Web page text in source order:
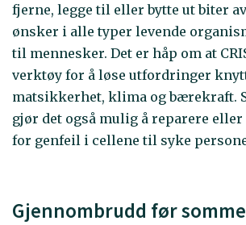
fjerne, legge til eller bytte ut biter
ønsker i alle typer levende
til mennesker. Det er håp om at
verktøy for å løse utfordringer
matsikkerhet, klima og bærekraft.
gjør det også mulig å reparere
for genfeil i cellene til syke
Gjennombrudd før